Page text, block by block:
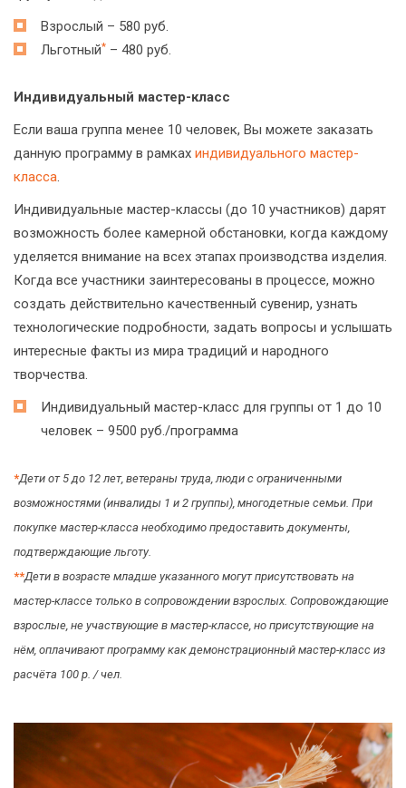
Взрослый – 580 руб.
Льготный* – 480 руб.
Индивидуальный мастер-класс
Если ваша группа менее 10 человек, Вы можете заказать
данную программу в рамках индивидуального мастер-
класса.
Индивидуальные мастер-классы (до 10 участников) дарят
возможность более камерной обстановки, когда каждому
уделяется внимание на всех этапах производства изделия.
Когда все участники заинтересованы в процессе, можно
создать действительно качественный сувенир, узнать
технологические подробности, задать вопросы и услышать
интересные факты из мира традиций и народного
творчества.
Индивидуальный мастер-класс для группы от 1 до 10
человек – 9500 руб./программа
*Дети от 5 до 12 лет, ветераны труда, люди с ограниченными
возможностями (инвалиды 1 и 2 группы), многодетные семьи. При
покупке мастер-класса необходимо предоставить документы,
подтверждающие льготу.
**Дети в возрасте младше указанного могут присутствовать на
мастер-классе только в сопровождении взрослых. Сопровождающие
взрослые, не участвующие в мастер-классе, но присутствующие на
нём, оплачивают программу как демонстрационный мастер-класс из
расчёта 100 р. / чел.